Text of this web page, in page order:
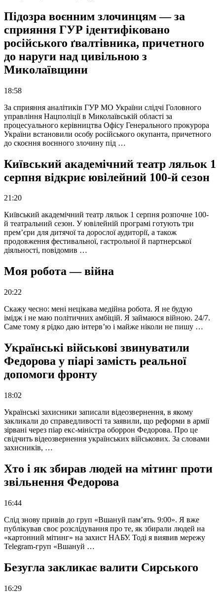
Підозра воєнним злочинцям — за
сприяння ГУР ідентифіковано
російського ґвалтівника, причетного
до наруги над цивільною з
Миколаївщини
18:58
За сприяння аналітиків ГУР МО України слідчі Головного
управління Нацполіції в Миколаївській області за
процесуального керівництва Офісу Генерального прокурора
України встановили особу російського окупанта, причетного
до скоєння воєнного злочину під …
Київський академічний театр ляльок 1
серпня відкриє ювілейний 100-й сезон
21:20
Київський академічний театр ляльок 1 серпня розпочне 100-
й театральний сезон. У ювілейній програмі готують три
прем’єри для дитячої та дорослої аудиторії, а також
продовження фестивальної, гастрольної й партнерської
діяльності, повідомив …
Моя робота — війна
20:22
Скажу чесно: мені нецікава медійна робота. Я не будую
імідж і не маю політичних амбіцій. Я займаюся війною. 24/7.
Саме тому я рідко даю інтерв’ю і майже ніколи не пишу …
Українські військові звинуватили
Федорова у піарі замість реальної
допомоги фронту
18:02
Українські захисники записали відеозвернення, в якому
закликали до справедливості та заявили, що реформи в армії
зірвані через піар екс-міністра оборрон Федорова. Про це
свідчить відеозвернення українських військових. За словами
захисників, …
Хто і як збирав людей на мітинг проти
звільнення Федорова
16:44
Слід знову привів до груп «Вшануй пам’ять. 9:00». Я вже
публікував своє розслідування про те, як збирали людей на
«картонний мітинг» на захист НАБУ. Тоді я виявив мережу
Telegram-груп «Вшануй …
Безугла закликає валити Сирського
16:29